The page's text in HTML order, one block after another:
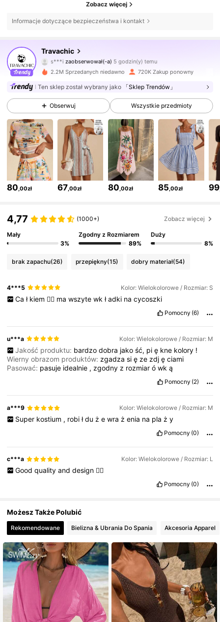
Zobacz więcej
Informacje dotyczące bezpieczeństwa i kontakt
Travachic
s***izaobserwował(-a)
f***6 przegląda
4,75
1.1M Obserwujący
4,75 1.1M Obserwujący
4,75 1.1M Obserwujący
4,75 1.1M Obserwujący
1.1M Obserwujący
4,75 1.1M Obserwujący
4,75 1.1M Obserwujący
2.2M Sprzedanych niedawno 720K Zakup ponowny
Ten sklep został wybrany jako 「Sklep Trendów」
Obserwuj Wszystkie przedmioty
80,00zł 67,00zł 80,00zł 85,00zł 99
4,77 (1000+) Zobacz więcej
Mały
3%
Zgodny z Rozmiarem
89%
Duży
8%
brak zapachu(26) przepiękny(15) dobry materiał(54)
4***5 Kolor: Wielokolorowe / Rozmiar: S
Ca ł kiem 👌🏻 ma wszyte wk ładki na cycoszki
Pomocny (6)
u***a Kolor: Wielokolorowe / Rozmiar: M
Jakość produktu: bardzo dobra jako ść, pi ę kne kolory !
Wierny obrazom produktów: zgadzasię ze zdjęciami
Pasować: pasuje idealnie , zgodny z rozmiarówką
Pomocny (2)
a***9 Kolor: Wielokolorowe / Rozmiar: M
Super kostium , robi łdu ż e wra ż enia na pla ż y
Pomocny (0)
c***a Kolor: Wielokolorowe / Rozmiar: L
Good quality and design 👌🏻
Pomocny (0)
Możesz Także Polubić
Rekomendowane Bielizna & Ubrania Do Spania Akcesoria Apparel